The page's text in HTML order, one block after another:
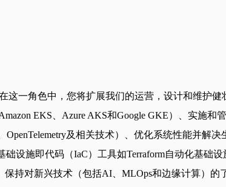
这一角色中，您将扩展我们的运营，设计和维护
EKS、Azure AKS和Google GKE）、实施和
及相关技术）、优化系统性能并解
设施即代码（IaC）工具如Terraform自动化基础
持对新兴技术（包括AI、MLOps和边缘计算）的